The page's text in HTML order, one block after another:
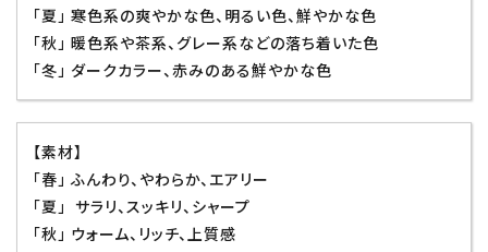
「夏」 寒色系の爽やかな色、明るい色、鮮やかな色
「秋」 暖色系や茶系、グレー系などの落ち着いた色
「冬」 ダークカラー、赤みのある鮮やかな色
【素材】
「春」 ふんわり、やわらか、エアリー
「夏」 サラリ、スッキリ、シャープ
「秋」 ウォーム、リッチ、上質感